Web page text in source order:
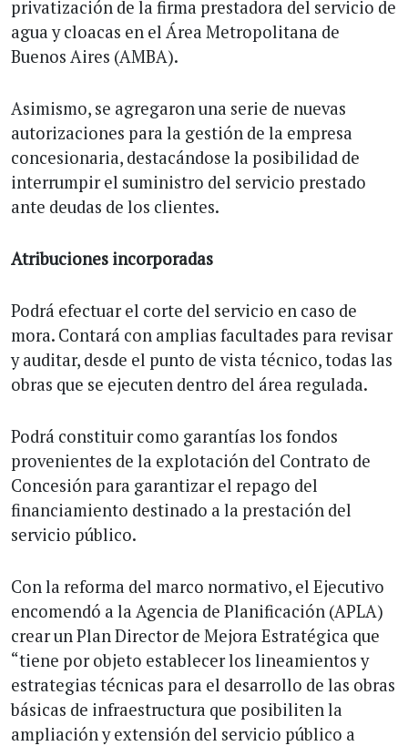
privatización de la firma prestadora del servicio de
agua y cloacas en el Área Metropolitana de
Buenos Aires (AMBA).
Asimismo, se agregaron una serie de nuevas
autorizaciones para la gestión de la empresa
concesionaria, destacándose la posibilidad de
interrumpir el suministro del servicio prestado
ante deudas de los clientes.
Atribuciones incorporadas
Podrá efectuar el corte del servicio en caso de
mora. Contará con amplias facultades para revisar
y auditar, desde el punto de vista técnico, todas las
obras que se ejecuten dentro del área regulada.
Podrá constituir como garantías los fondos
provenientes de la explotación del Contrato de
Concesión para garantizar el repago del
financiamiento destinado a la prestación del
servicio público.
Con la reforma del marco normativo, el Ejecutivo
encomendó a la Agencia de Planificación (APLA)
crear un Plan Director de Mejora Estratégica que
“tiene por objeto establecer los lineamientos y
estrategias técnicas para el desarrollo de las obras
básicas de infraestructura que posibiliten la
ampliación y extensión del servicio público a